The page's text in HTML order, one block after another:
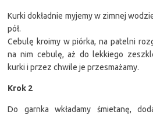
Kurki dokładnie myjemy w zimnej
pół.
Cebulę kroimy w piórka, na patelni
na nim cebulę, aż do lekkiego
kurki i przez chwile je przesmażamy.
Krok 2
Do garnka wkładamy śmietanę,